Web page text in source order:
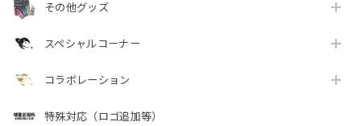
その他グッズ
スペシャルコーナー
コラボレーション
特殊対応（ロゴ追加等）